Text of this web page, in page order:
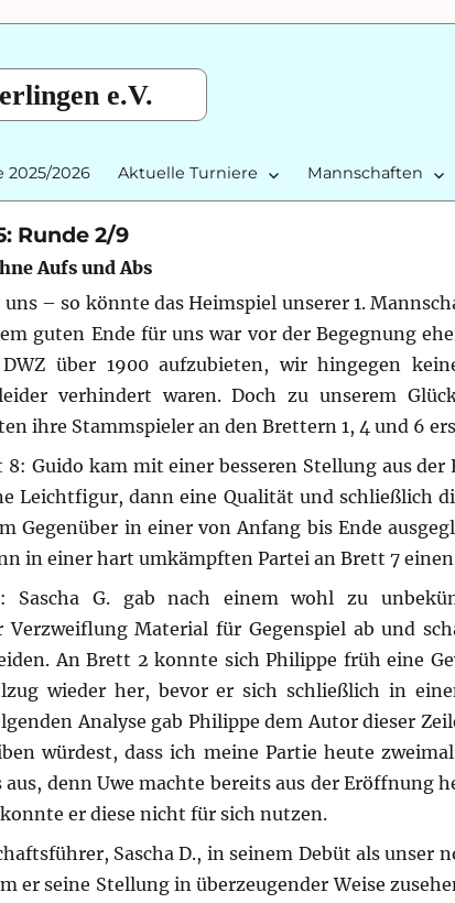
e.V.
2025/2026 Aktuelle Turniere Mannschaften
Runde 2/9
Aufs und Abs
– so könnte das Heimspiel unserer 1.
guten Ende für uns war vor der Begegnung
über 1900 aufzubieten, wir hingegen
verhindert waren. Doch zu unserem
ihre Stammspieler an den Brettern 1, 4 und 6
Guido kam mit einer besseren Stellung aus
Leichtfigur, dann eine Qualität und schließlich
Gegenüber in einer von Anfang bis Ende
in einer hart umkämpften Partei an Brett 7
G. gab nach einem wohl zu
Material für Gegenspiel ab und
An Brett 2 konnte sich Philippe früh eine
wieder her, bevor er sich schließlich in
Analyse gab Philippe dem Autor dieser
würdest, dass ich meine Partie heute
denn Uwe machte bereits aus der Eröffnung
er diese nicht für sich nutzen.
Sascha D., in seinem Debüt als unser
er seine Stellung in überzeugender Weise